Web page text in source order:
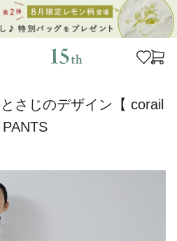
さじのデザイン【 corail